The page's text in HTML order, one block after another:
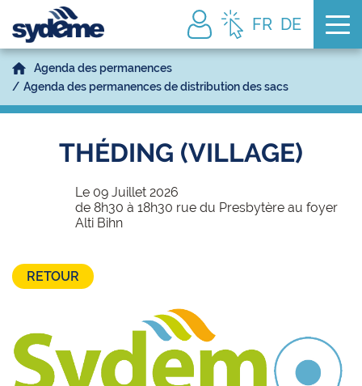
FR DE
Agenda des permanences
Agenda des permanences de distribution des sacs
THÉDING (VILLAGE)
Le 09 Juillet 2026
de 8h30 à 18h30 rue du Presbytère au foyer
Alti Bihn
RETOUR